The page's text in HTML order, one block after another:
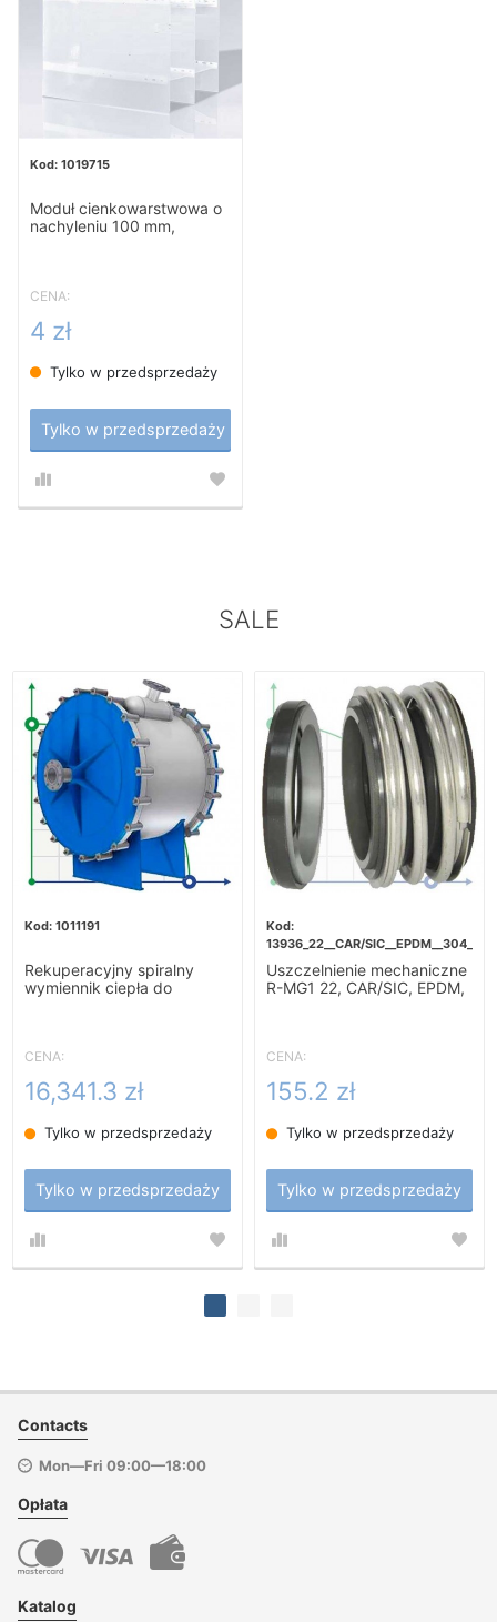
1019715
Moduł cienkowarstwowa o
nachyleniu 100 mm,
CENA:
4 zł
Tylko w przedsprzedaży
Tylko w przedsprzedaży
SALE
1011191
Rekuperacyjny spiralny
wymiennik ciepła do
CENA:
16,341.3 zł
Tylko w przedsprzedaży
Tylko w przedsprzedaży
13936_22__CAR/
Uszczelnienie mechaniczne
R-MG1 22, CAR/SIC, EPDM,
CENA:
155.2 zł
Tylko w przedsprzedaży
Tylko w przedsprzedaży
Contacts
Mon—Fri 09:00—18:00
Opłata
Katalog